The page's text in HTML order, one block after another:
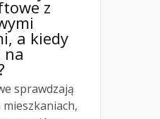
z
a kiedy
na
sprawdzają
mieszkaniach,